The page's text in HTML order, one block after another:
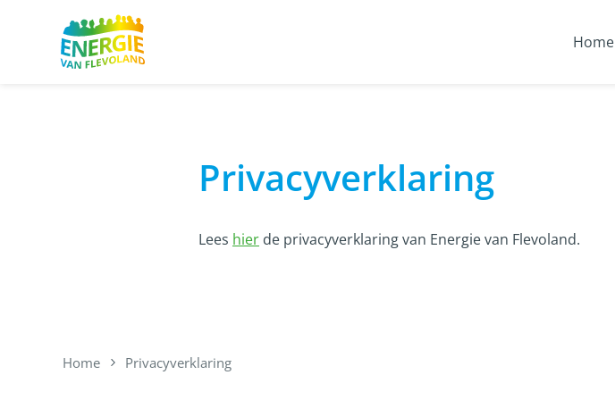
Overslaan en naar de inhoud gaan
Home
Privacyverklaring
Lees hier de privacyverklaring van Energie van Flevoland.
Home Privacyverklaring